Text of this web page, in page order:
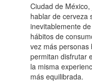
Ciudad de
hablar de cerveza
inevitablemente
hábitos de
vez más personas
permitan disfrutar
la misma
más equilibrada.